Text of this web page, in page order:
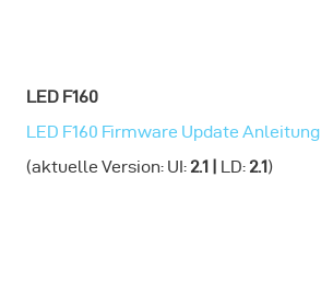
LED F160
LED F160 Firmware Update Anleitung
(aktuelle Version: UI: 2.1 | LD: 2.1)